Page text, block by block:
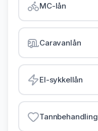
MC-lån
Caravanlån
El-sykkellån
Tannbehandling